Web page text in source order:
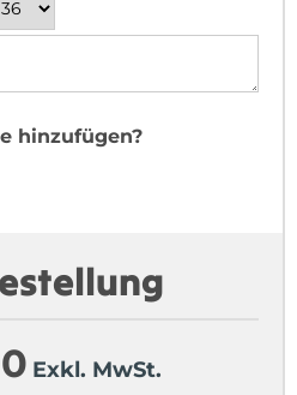
hinzufügen?
Exkl. MwSt.